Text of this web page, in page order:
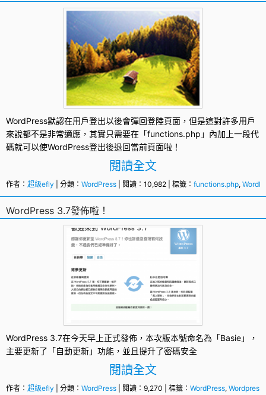
WordPress默認在用戶登出以後會彈回登陸頁面，但是這對許多用戶
來說都不是非常適應，其實只需要在「functions.php 」內加上一段代
碼就可以使WordPress登出後退回當前頁面啦！
閱讀全文
作者： 超級efly | 分類： WordPress | 閱讀：10,982 | 標籤： functions.php,
WordPress 3.7發佈啦！
WordPress 3.7在今天早上正式發佈，本次版本號命名為「Basie」，
主要更新了「自動更新」功能，並且提升了密碼安全
閱讀全文
作者： 超級efly | 分類： WordPress | 閱讀：9,270 | 標籤： WordPress, Wordpress